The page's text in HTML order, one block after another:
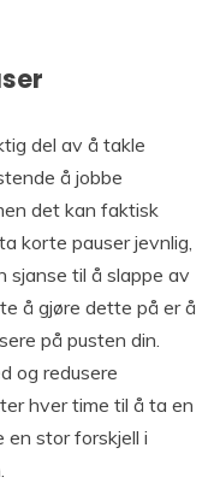
del av å takle
å jobbe
det kan faktisk
korte pauser jevnlig,
sjanse til å slappe av
å gjøre dette på er å
på pusten din.
og redusere
hver time til å ta en
en stor forskjell i